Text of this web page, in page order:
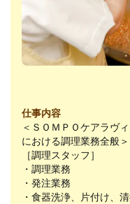
仕事内容
＜ＳＯＭＰＯケアラヴ
における調理業務全般＞
［調理スタッフ］
・調理業務
・発注業務
・食器洗浄、片付け、